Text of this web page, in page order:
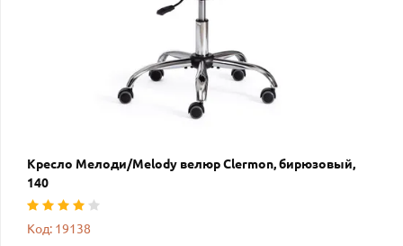
Кресло Мелоди/Melody велюр Clermon, бирюзовый,
140
Код: 19138